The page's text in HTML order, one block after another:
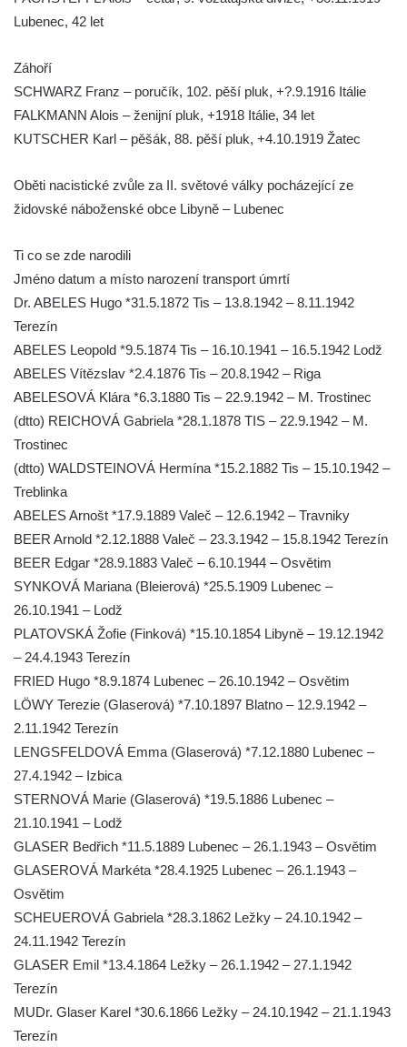
Pomník vojákům Rudé armády na hřbitově
v Lužci nad Vltavou
Kenotaf Alfeda Harnische na hřbitově v
Hrobčicích
Pomník obětem válek v Mirošovicích
Hrob vojáků Rudé armády na hřbitově v
Hrob Jiřího Dovhomilji na hřbitově v
Račicích
Račicích
Hrob Josefa Moravce a Miroslava Moravce
na hřbitově v Dobříni
Pomník obětem válek na hřbitově v Dobříni
Pamětní deska Giuseppe Capella na
hřbitově v Lužici
Kenotaf Emila Miksche na hřbitově v Lužici
Kenotaf Antonína Krause na hřbitově v
Lužici
Pomník vojákům Rudé armády na hřbitově
Pomník obětem 2. světové války v parku
Walthera von der Vogelweide v Duchcově
Památník obětem holokaustu v Lipové ulici
v Duchcově
Pomník obětem válek v Jeníkově
Pamětní deska obětem 1. světové války na
kapli Panny Marie v Lahošti
Pomník obětem 2. světové války v parku v
Pomník obětem bombardování 8. 5. 1945 v
Pamětní deska Rumburské vzpoury na
Lubenec, 42 let
Záhoří
SCHWARZ Franz – poručík, 102. pěší pluk, +?.9.1916 Itálie
FALKMANN Alois – ženijní pluk, +1918 Itálie, 34 let
KUTSCHER Karl – pěšák, 88. pěší pluk, +4.10.1919 Žatec
Oběti nacistické zvůle za II. světové války pocházející ze
židovské náboženské obce Libyně – Lubenec
Ti co se zde narodili
Jméno datum a místo narození transport úmrtí
Dr. ABELES Hugo *31.5.1872 Tis – 13.8.1942 – 8.11.1942
Terezín
ABELES Leopold *9.5.1874 Tis – 16.10.1941 – 16.5.1942 Lodž
ABELES Vítězslav *2.4.1876 Tis – 20.8.1942 – Riga
ABELESOVÁ Klára *6.3.1880 Tis – 22.9.1942 – M. Trostinec
(dtto) REICHOVÁ Gabriela *28.1.1878 TIS – 22.9.1942 – M.
Trostinec
(dtto) WALDSTEINOVÁ Hermína *15.2.1882 Tis – 15.10.1942 –
Treblinka
ABELES Arnošt *17.9.1889 Valeč – 12.6.1942 – Travniky
BEER Arnold *2.12.1888 Valeč – 23.3.1942 – 15.8.1942 Terezín
BEER Edgar *28.9.1883 Valeč – 6.10.1944 – Osvětim
SYNKOVÁ Mariana (Bleierová) *25.5.1909 Lubenec –
26.10.1941 – Lodž
PLATOVSKÁ Žofie (Finková) *15.10.1854 Libyně – 19.12.1942
– 24.4.1943 Terezín
FRIED Hugo *8.9.1874 Lubenec – 26.10.1942 – Osvětim
LÖWY Terezie (Glaserová) *7.10.1897 Blatno – 12.9.1942 –
2.11.1942 Terezín
LENGSFELDOVÁ Emma (Glaserová) *7.12.1880 Lubenec –
27.4.1942 – Izbica
STERNOVÁ Marie (Glaserová) *19.5.1886 Lubenec –
21.10.1941 – Lodž
GLASER Bedřich *11.5.1889 Lubenec – 26.1.1943 – Osvětim
GLASEROVÁ Markéta *28.4.1925 Lubenec – 26.1.1943 –
Osvětim
SCHEUEROVÁ Gabriela *28.3.1862 Ležky – 24.10.1942 –
24.11.1942 Terezín
GLASER Emil *13.4.1864 Ležky – 26.1.1942 – 27.1.1942
Terezín
MUDr. Glaser Karel *30.6.1866 Ležky – 24.10.1942 – 21.1.1943
Terezín